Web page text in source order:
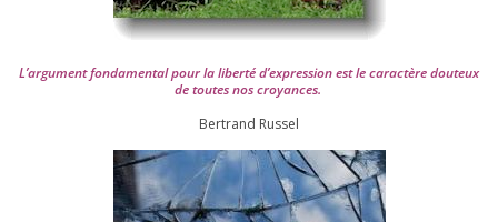
L’argument fon­da­men­tal pour la liber­té d’expression est le carac­tère dou­teux
de toutes nos croyances.
Ber­trand Russel